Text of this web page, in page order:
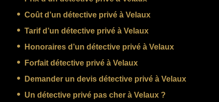
Coût d’un détective privé à Velaux
Tarif d’un détective privé à Velaux
Honoraires d’un détective privé à Velaux
Forfait détective privé à Velaux
Demander un devis détective privé à Velaux
Un détective privé pas cher à Velaux ?